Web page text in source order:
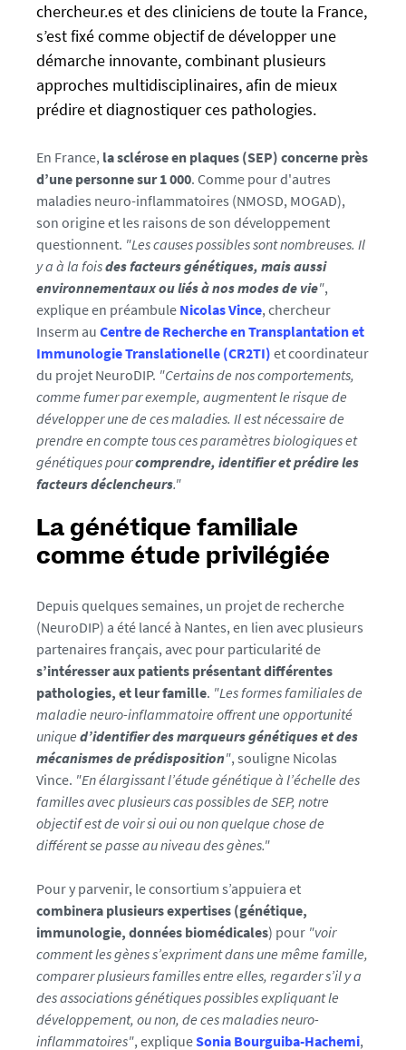
w
s
.
u
n
v
-
n
a
n
t
e
s
.
f
r
/
m
e
d
i
s
p
o
t
o
/
d
a
t
a
_
1
7
3
9
6
0
1
9
1
7
5
chercheur.es et des cliniciens de toute la France,
s’est fixé comme objectif de développer une
démarche innovante, combinant plusieurs
approches multidisciplinaires, afin de mieux
prédire et diagnostiquer ces pathologies.
En France, la sclérose en plaques (SEP) concerne près
d’une personne sur 1 000. Comme pour d'autres
maladies neuro-inflammatoires (NMOSD, MOGAD),
son origine et les raisons de son développement
questionnent. "Les causes possibles sont nombreuses. Il
y a à la foisdes facteurs génétiques, mais aussi
environnementaux ou liés à nos modes de vie",
explique en préambule Nicolas Vince, chercheur
Inserm au Centre de Recherche en Transplantation et
Immunologie Translationelle (CR2TI) et coordinateur
du projet NeuroDIP. "Certains de nos comportements,
comme fumer par exemple, augmentent le risque de
développer une de ces maladies. Il est nécessaire de
prendre en compte tous ces paramètres biologiques et
génétiques pourcomprendre, identifier et prédire les
facteurs déclencheurs."
La génétique familiale
comme étude privilégiée
Depuis quelques semaines, un projet de recherche
(NeuroDIP) a été lancé à Nantes, en lien avec plusieurs
partenaires français, avec pour particularité de
s’intéresser aux patients présentant différentes
pathologies, et leur famille. "Les formes familiales de
maladie neuro-inflammatoire offrent une opportunité
unique d’identifier des marqueurs génétiques et des
mécanismes de prédisposition", souligne Nicolas
Vince. "En élargissant l’étude génétique à l’échelle des
familles avec plusieurs cas possibles de SEP, notre
objectif est de voir si oui ou non quelque chose de
différent se passe au niveau des gènes."
Pour y parvenir, le consortium s’appuiera et
combinera plusieurs expertises (génétique,
immunologie, données biomédicales) pour "voir
comment les gènes s’expriment dans une même famille,
comparer plusieurs familles entre elles, regarder s’il y a
des associations génétiques possibles expliquant le
développement, ou non, de ces maladies neuro-
inflammatoires", expliqueSonia Bourguiba-Hachemi,